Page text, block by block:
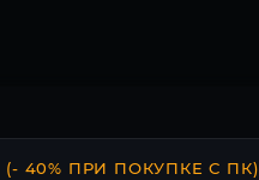
(- 40% ПРИ ПОКУПКЕ С ПК)